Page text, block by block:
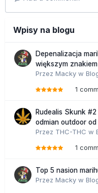
Wpisy na blogu
Depenalizacja
większym
Przez Macky w
1
Rudealis Skunk
odmian outdoor od
Przez THC-THC w
1
Top 5 nasion
Przez Macky w